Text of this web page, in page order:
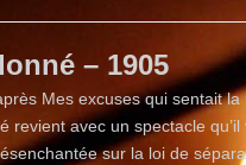
– 1905
Mes excuses qui sentait
revient avec un spectacle
sur la loi de